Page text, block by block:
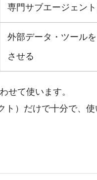
専門サブエージェン
外部データ・ツール
させる
せて使います。
ト）だけで十分で、